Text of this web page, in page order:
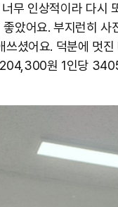
무 인상적이라 다시
았어요. 부지런히 사
셨어요. 덕분에 멋진
원 1인당